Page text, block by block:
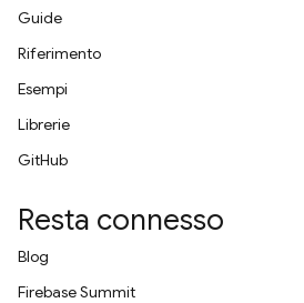
Guide
Riferimento
Esempi
Librerie
GitHub
Resta connesso
Blog
Firebase Summit